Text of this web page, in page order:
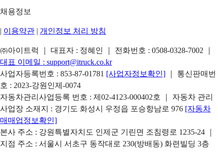
채용정보
| 이용약관 | 개인정보 처리 방침
㈜아이트럭 ｜ 대표자 : 정혜인 ｜ 전화번호 : 0508-0328-7002
대표 이메일 : support@itruck.co.kr
사업자등록번호 : 853-87-01781 [사업자정보확인]
｜ 통신판매번
호 : 2023-강원인제-0074
자동차관리사업등록 번호 : 제02-4123-000402호 ｜ 자동차 관리
사업장 소재지 : 경기도 화성시 우정읍 포승항남로 976 [자동차
매매업정보확인]
본사 주소 : 강원특별자치도 인제군 기린면 조침령로 1235-24 ｜
지점 주소 : 서울시 서초구 동작대로 230(방배동) 화련빌딩 3층